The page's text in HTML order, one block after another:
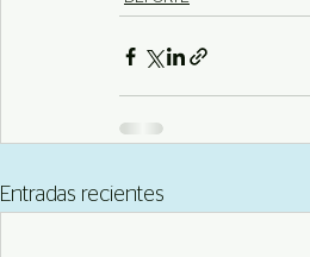
Entradas recientes